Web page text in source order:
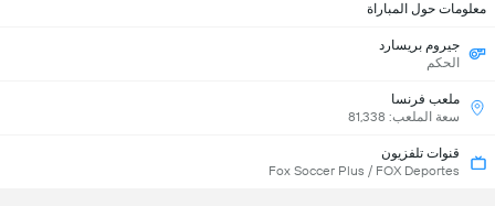
معلومات حول المباراة
جيروم بريسارد
الحكم
ملعب فرنسا
سعة الملعب: 81,338
قنوات تلفزيون
Fox Soccer Plus / FOX Deportes